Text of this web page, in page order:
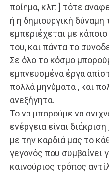
ποίημα, κλπ ] τότε
ή η δημιουργική δύναμη
εμπεριέχεται με
του, και πάντα το
Σε όλο το κόσμο
εμπνευσμένα έργα
πολλά μηνύματα , και
ανεξήγητα.
Το να μπορούμε να
ενέργεια είναι
με την καρδιά μας το
γεγονός που συμβαίνει
καινούριος τρόπος